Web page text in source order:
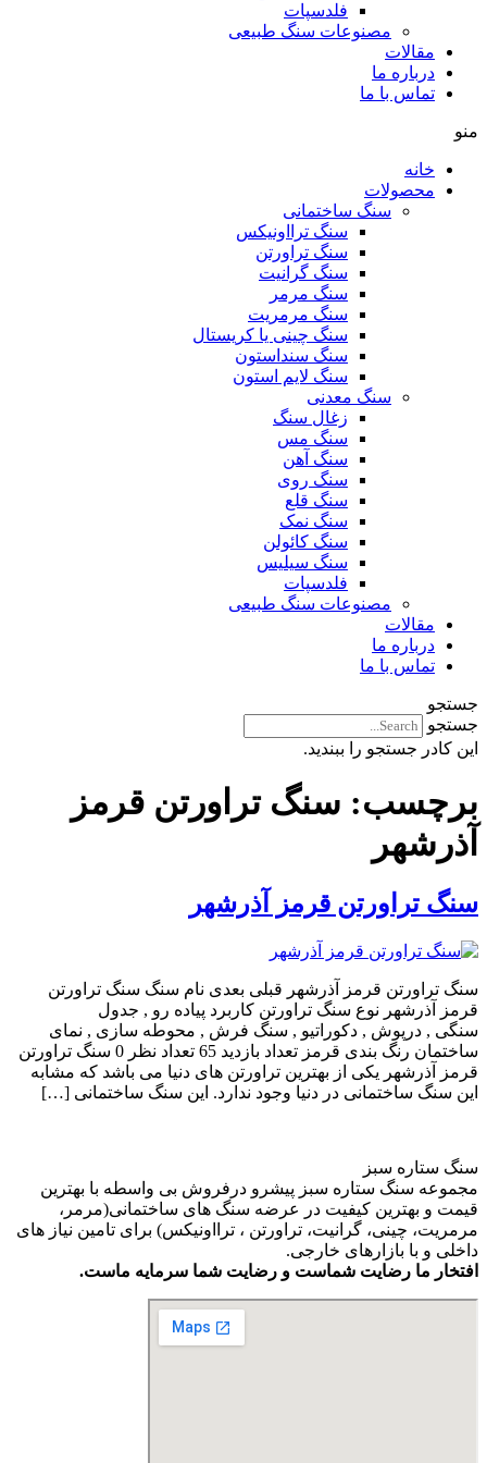
فلدسپات
مصنوعات سنگ طبیعی
مقالات
درباره ما
تماس با ما
منو
خانه
محصولات
سنگ ساختمانی
سنگ ترااونیکس
سنگ تراورتن
سنگ گرانیت
سنگ مرمر
سنگ مرمریت
سنگ چینی یا کریستال
سنگ سنداستون
سنگ لایم استون
سنگ معدنی
زغال سنگ
سنگ مس
سنگ آهن
سنگ روی
سنگ قلع
سنگ نمک
سنگ کائولن
سنگ سیلیس
فلدسپات
مصنوعات سنگ طبیعی
مقالات
درباره ما
تماس با ما
جستجو
جستجو
این کادر جستجو را ببندید.
برچسب: سنگ تراورتن قرمز
آذرشهر
سنگ تراورتن قرمز آذرشهر
سنگ تراورتن قرمز آذرشهر قبلی بعدی نام سنگ سنگ تراورتن
قرمز آذرشهر نوع سنگ تراورتن کاربرد پیاده رو , جدول
سنگی , درپوش , دکوراتیو , سنگ فرش , محوطه سازی , نمای
ساختمان رنگ بندی قرمز تعداد بازدید 65 تعداد نظر 0 سنگ تراورتن
قرمز آذرشهر یکی از بهترین تراورتن های دنیا می باشد که مشابه
این سنگ ساختمانی در دنیا وجود ندارد. این سنگ ساختمانی […]
سنگ ستاره سبز
مجموعه سنگ ستاره سبز پیشرو درفروش بی واسطه با بهترین
قیمت و بهترین کیفیت در عرضه سنگ های ساختمانی(مرمر،
مرمریت، چینی، گرانیت، تراورتن ، ترااونیکس) برای تامین نیاز های
داخلی و با بازارهای خارجی.
افتخار ما رضایت شماست و رضایت شما سرمایه ماست.